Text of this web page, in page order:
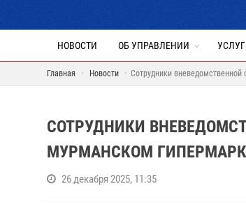
НОВОСТИ ОБ УПРАВЛЕНИИ
Главная Новости Сотрудники
СОТРУДНИКИ
МУРМАНСКОМ
26 декабря 2025, 11:35